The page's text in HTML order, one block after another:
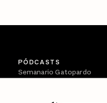
PÓDCASTS
Semanario Gatopardo